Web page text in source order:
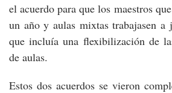
el acuerdo para que los maestros
un año y aulas mixtas trabajasen a
que incluía una flexibilización de
de aulas.
Estos dos acuerdos se vieron